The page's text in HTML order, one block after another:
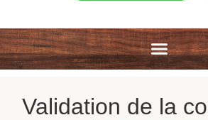
Validation de la